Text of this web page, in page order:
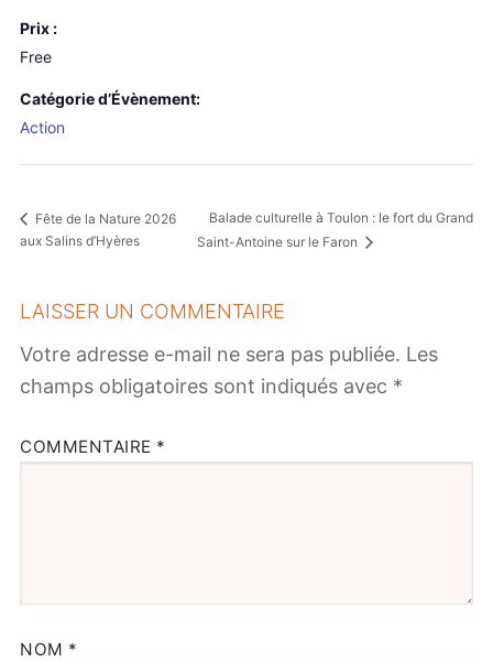
Prix :
Free
Catégorie d’Évènement:
Action
Fête de la Nature 2026
aux Salins d’Hyères
Balade culturelle à Toulon : le fort du Grand
Saint-Antoine sur le Faron
LAISSER UN COMMENTAIRE
Votre adresse e-mail ne sera pas publiée. Les
champs obligatoires sont indiqués avec *
COMMENTAIRE *
NOM *